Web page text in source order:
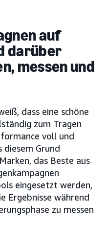
auf
darüber
messen und
dass eine schöne
zum Tragen
voll und
diesem Grund
das Beste aus
eingesetzt werden,
Ergebnisse während
zu messen